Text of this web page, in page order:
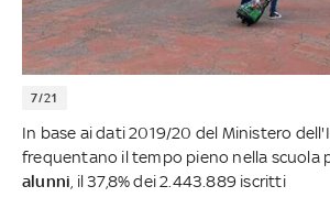
7/21
In base ai dati 2019/20 del Ministero
frequentano il tempo pieno nella scuola
alunni , il 37,8% dei 2.443.889 iscritti